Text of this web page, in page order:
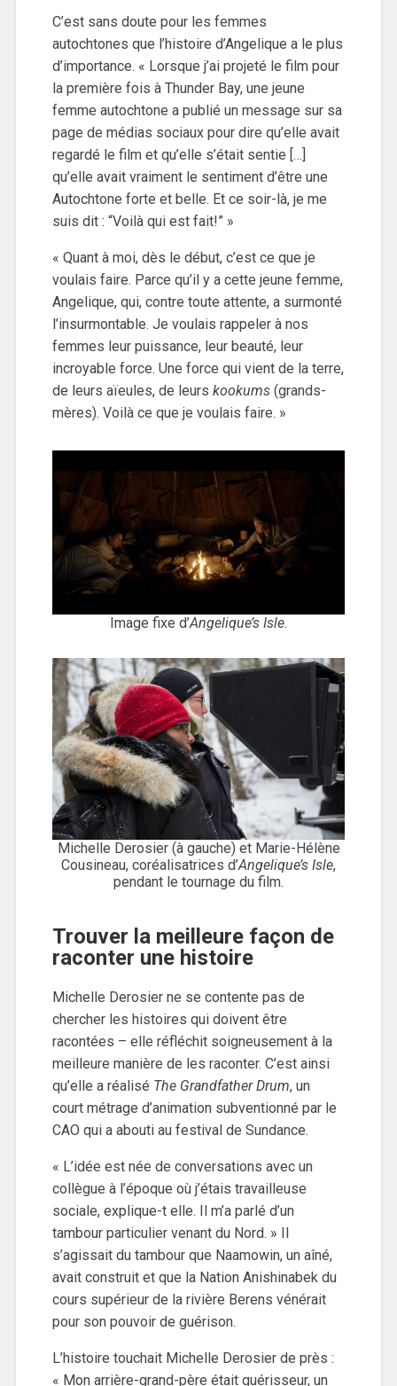
C’est sans doute pour les femmes
autochtones que l’histoire d’Angelique a le plus
d’importance. « Lorsque j’ai projeté le film pour
la première fois à Thunder Bay, une jeune
femme autochtone a publié un message sur sa
page de médias sociaux pour dire qu’elle avait
regardé le film et qu’elle s’était sentie […]
qu’elle avait vraiment le sentiment d’être une
Autochtone forte et belle. Et ce soir-là, je me
suis dit : “Voilà qui est fait!” »
« Quant à moi, dès le début, c’est ce que je
voulais faire. Parce qu’il y a cette jeune femme,
Angelique, qui, contre toute attente, a surmonté
l’insurmontable. Je voulais rappeler à nos
femmes leur puissance, leur beauté, leur
incroyable force. Une force qui vient de la terre,
de leurs aïeules, de leurskookums (grands-
mères). Voilà ce que je voulais faire. »
Image fixe d’Angelique’s Isle.
Michelle Derosier (à gauche) et Marie-Hélène
Cousineau, coréalisatrices d’Angelique’s Isle,
pendant le tournage du film.
Trouver la meilleure façon de
raconter une histoire
Michelle Derosier ne se contente pas de
chercher les histoires qui doivent être
racontées – elle réfléchit soigneusement à la
meilleure manière de les raconter. C’est ainsi
qu’elle a réalisé The Grandfather Drum, un
court métrage d’animation subventionné par le
CAO qui a abouti au festival de Sundance.
« L’idée est née de conversations avec un
collègue à l’époque où j’étais travailleuse
sociale, explique-t elle. Il m’a parlé d’un
tambour particulier venant du Nord. » Il
s’agissait du tambour que Naamowin, un aîné,
avait construit et que la Nation Anishinabek du
cours supérieur de la rivière Berens vénérait
pour son pouvoir de guérison.
L’histoire touchait Michelle Derosier de près :
« Mon arrière-grand-père était guérisseur, un